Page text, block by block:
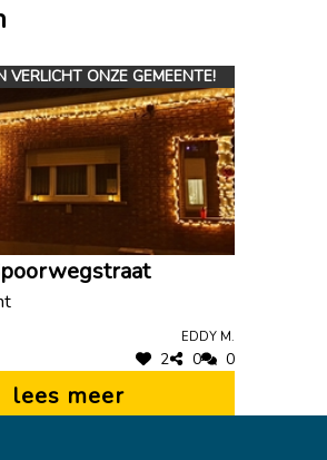
VERLICHT ONZE GEMEENTE!
Eddy M.
2 0 0
lees meer